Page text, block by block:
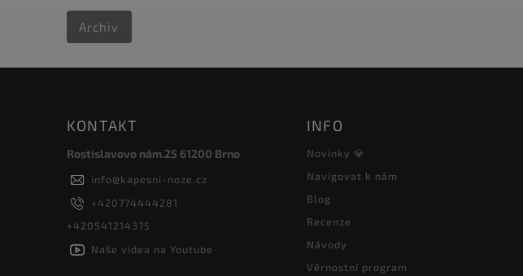
Archiv
KONTAKT
Rostislavovo nám.25 61200 Brno
info@kapesni-noze.cz
+420774444281
+420541214375
Naše videa na Youtube
INFO
Novinky 💎
Navigovat k nám
Blog
Recenze
Návody
Věrnostní program